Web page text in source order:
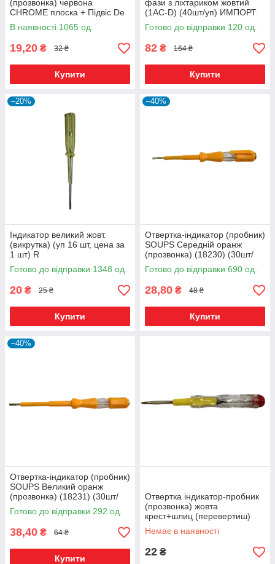
(прозвонка) червона
CHROME плоска + Підвіс De
He Xing
В наявності 1065 од.
19,20 ₴ 32 ₴
Купити
фази з ліхтариком жовтий
(1AC-D) (40шт/уп) ИМПОРТ
Ок R
Готово до відправки 120 од.
82 ₴ 164 ₴
Купити
–20%
Індикатор великий жовт.
(викрутка) (уп 16 шт, цена за
1 шт) R
Готово до відправки 1348 од.
20 ₴ 25 ₴
Купити
–40%
Отвертка-індикатор (пробник)
SOUPS Середній оранж
(прозвонка) (18230) (30шт/
уп) R
Готово до відправки 690 од.
28,80 ₴ 48 ₴
Купити
–40%
Отвертка-індикатор (пробник)
SOUPS Великий оранж
(прозвонка) (18231) (30шт/
уп) R
Готово до відправки 292 од.
38,40 ₴ 64 ₴
Купити
Отвертка індикатор-пробник
(прозвонка) жовта
крест+шлиц (перевертиш)
(1200/ящ) (8018) (20шт/уп) R
Немає в наявності
22 ₴